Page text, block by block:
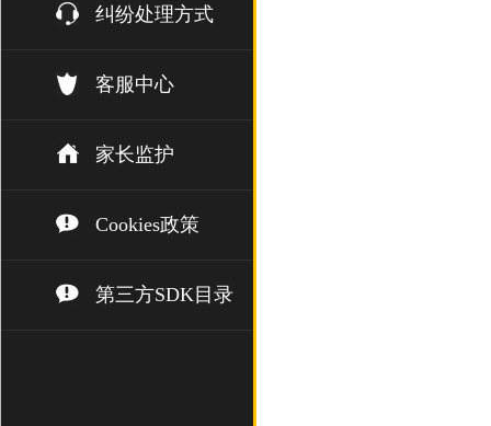
纠纷处理方式
客服中心
家长监护
Cookies政策
第三方SDK目录